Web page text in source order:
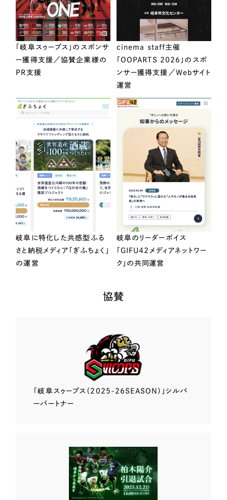
「岐阜スゥープス」のスポンサ
ー獲得支援／協賛企業様の
PR支援
cinema staff主催
「OOPARTS 2026」のスポ
ンサー獲得支援／Webサイト
運営
岐阜に特化した共感型ふる
さと納税メディア「ぎふちょく」
の運営
岐阜のリーダーボイス
「GIFU42メディアネットワー
ク」の共同運営
協賛
「岐阜スゥープス （2025-26SEASON）」 シルバ
ーパートナー